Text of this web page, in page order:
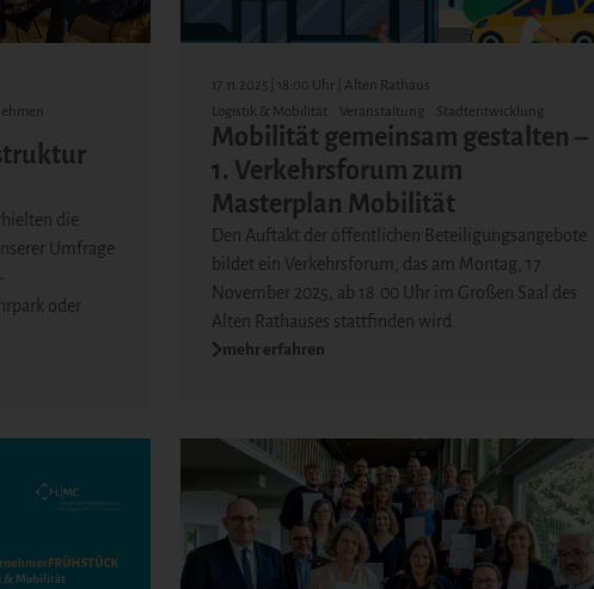
die
Umfrage
oder
17.11.2025 | 18:00 Uhr | Alten Rathaus
Logistik & Mobilität
Veranstaltung Stadtentwicklung
Mobilität gemeinsam gestalten –
1. Verkehrsforum zum
Masterplan Mobilität
Den Auftakt der öffentlichen Beteiligungsangebote
bildet ein Verkehrsforum, das am Montag, 17.
November 2025, ab 18.00 Uhr im Großen Saal des
Alten Rathauses stattfinden wird.
mehr erfahren